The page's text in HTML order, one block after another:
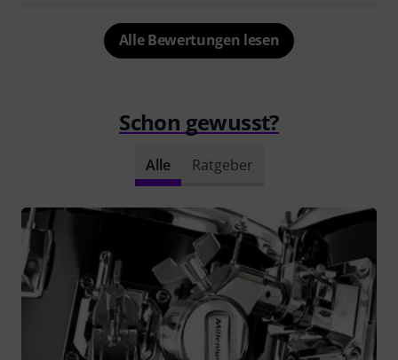
Alle Bewertungen lesen
Schon gewusst?
Alle Ratgeber